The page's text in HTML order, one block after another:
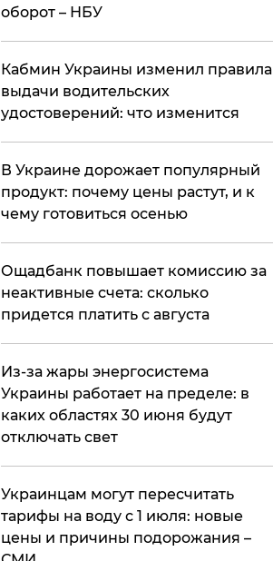
оборот – НБУ
Кабмин Украины изменил правила
выдачи водительских
удостоверений: что изменится
В Украине дорожает популярный
продукт: почему цены растут, и к
чему готовиться осенью
​Ощадбанк повышает комиссию за
неактивные счета: сколько
придется платить с августа
Из-за жары энергосистема
Украины работает на пределе: в
каких областях 30 июня будут
отключать свет
Украинцам могут пересчитать
тарифы на воду с 1 июля: новые
цены и причины подорожания –